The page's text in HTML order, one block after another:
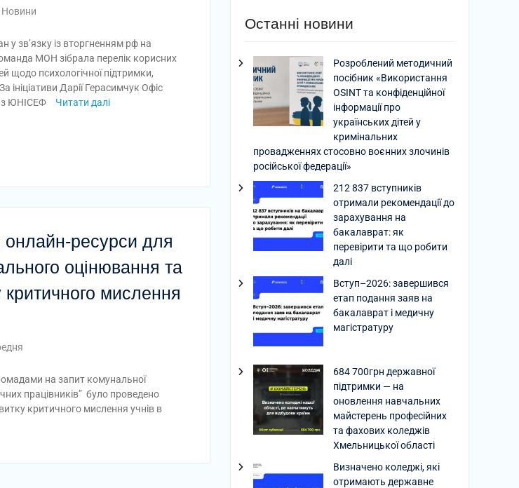
Новини
у зв’язку із вторгненням рф на
МОН зібрала перелік корисних
щодо психологічної підтримки,
ініціативи Дарії Герасимчук Офіс
з ЮНІСЕФ
Читати далі
онлайн-ресурси для
оцінювання та
критичного мислення
на запит комунальної
працівників” було проведено
критичного мислення учнів в
Останні новини
Розроблений методичний
посібник «Використання
OSINT та конфіденційної
інформації про
українських дітей у
кримінальних
провадженнях стосовно воєнних злочинів
російської федерації»
212 837 вступників
отримали рекомендації до
зарахування на
бакалаврат: як
перевірити та що робити
далі
Вступ–2026: завершився
етап подання заяв на
бакалаврат і медичну
магістратуру
684 700грн державної
підтримки — на
оновлення навчальних
майстерень професійних
та фахових коледжів
Хмельницької області
Визначено коледжі, які
отримають державне